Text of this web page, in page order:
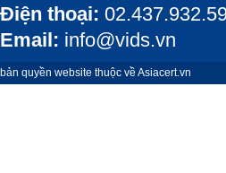
Điện thoại:
Email:
bản quyền website thuộc về Asiacert.vn